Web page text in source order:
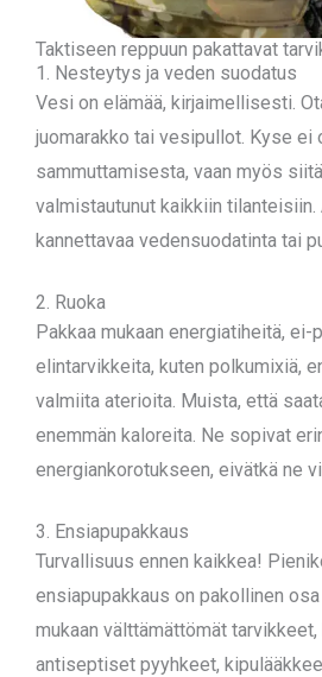
Taktiseen reppuun pakattavat
1. Nesteytys ja veden suodatus
Vesi on elämää, kirjaimellisesti.
juomarakko tai vesipullot. Kyse ei
sammuttamisesta, vaan myös
valmistautunut kaikkiin tilanteisiin.
kannettavaa vedensuodatinta tai
2. Ruoka
Pakkaa mukaan energiatiheitä, ei-
elintarvikkeita, kuten polkumixiä,
valmiita aterioita. Muista, että
enemmän kaloreita. Ne sopivat
energiankorotukseen, eivätkä ne
3. Ensiapupakkaus
Turvallisuus ennen kaikkea!
ensiapupakkaus on pakollinen
mukaan välttämättömät
antiseptiset pyyhkeet,